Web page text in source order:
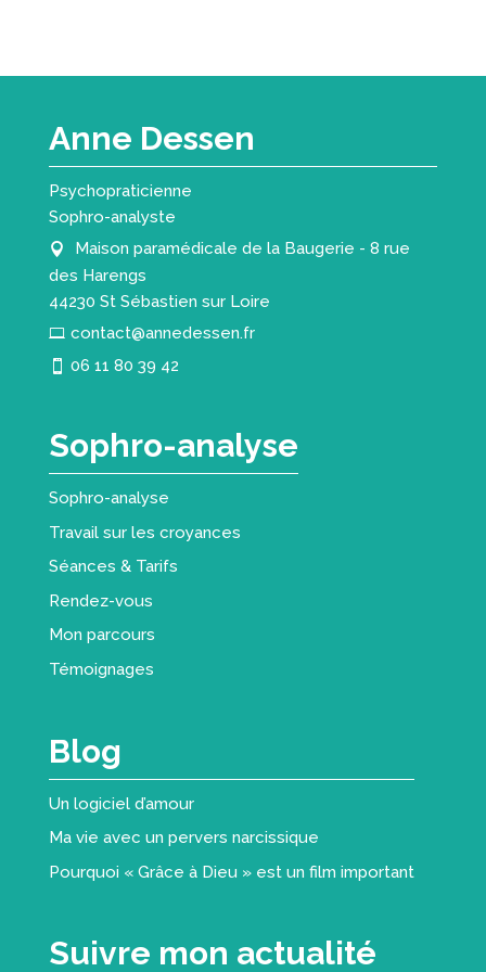
Anne Dessen
Psychopraticienne
Sophro-analyste
Maison paramédicale de la Baugerie - 8 rue
des Harengs
44230 St Sébastien sur Loire
contact@annedessen.fr
06 11 80 39 42
Sophro-analyse
Sophro-analyse
Travail sur les croyances
Séances & Tarifs
Rendez-vous
Mon parcours
Témoignages
Blog
Un logiciel d’amour
Ma vie avec un pervers narcissique
Pourquoi « Grâce à Dieu » est un film important
Suivre mon actualité